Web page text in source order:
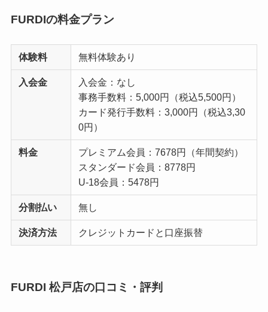
FURDIの料金プラン
体験料 無料体験あり
入会金
入会金：なし
事務手数料：5,000円（税込5,500円）
カード発行手数料：3,000円（税込3,30
0円）
料金
プレミアム会員：7678円（年間契約）
スタンダード会員：8778円
U-18会員：5478円
分割払い 無し
決済方法 クレジットカードと口座振替
FURDI 松戸店の口コミ・評判